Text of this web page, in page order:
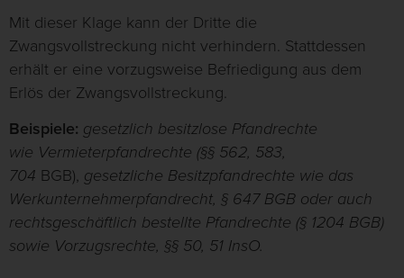
Mit dieser Klage kann der Dritte die
Zwangsvollstreckung nicht verhindern. Stattdessen
erhält er eine vorzugsweise Befriedigung aus dem
Erlös der Zwangsvollstreckung.
Beispiele: gesetzlich besitzlose Pfandrechte
wie Vermieterpfandrechte (§§ 562, 583,
704 BGB), gesetzliche Besitzpfandrechte wie das
Werkunternehmerpfandrecht, § 647 BGB oder auch
rechtsgeschäftlich bestellte Pfandrechte (§ 1204 BGB)
sowie Vorzugsrechte, §§ 50, 51 InsO.